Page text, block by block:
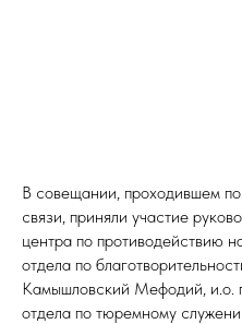
В совещании, проходившем
связи, приняли участие
центра по противодействию
отдела по
Камышловский Мефодий, и.о.
отдела по тюремному